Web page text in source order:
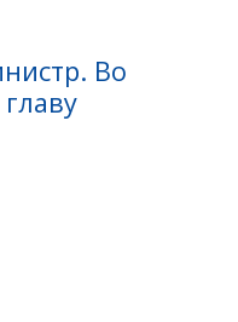
Во